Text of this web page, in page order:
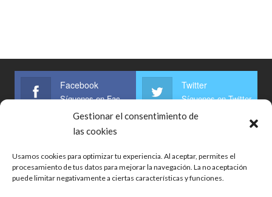
Gestionar el consentimiento de
las cookies
Usamos cookies para optimizar tu experiencia. Al aceptar, permites el
procesamiento de tus datos para mejorar la navegación. La no aceptación
puede limitar negativamente a ciertas características y funciones.
Facebook
Síguenos en Facebook
Twitter
Síguenos en Twitter